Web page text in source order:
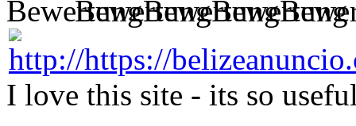
I love this site - its so